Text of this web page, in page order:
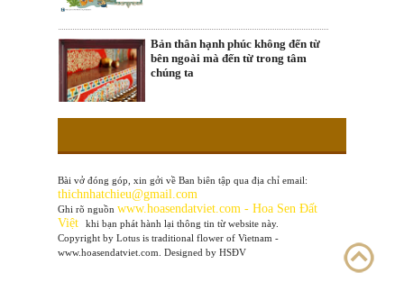
Bản thân hạnh phúc không đến từ
bên ngoài mà đến từ trong tâm
chúng ta
Bài vở đóng góp, xin gởi về Ban biên tập qua địa chỉ email:
thichnhatchieu@gmail.com
Ghi rõ nguồn www.hoasendatviet.com - Hoa Sen Đất
Việt
khi bạn phát hành lại thông tin từ website này.
Copyright by Lotus is traditional flower of Vietnam -
www.hoasendatviet.com. Designed by HSĐV